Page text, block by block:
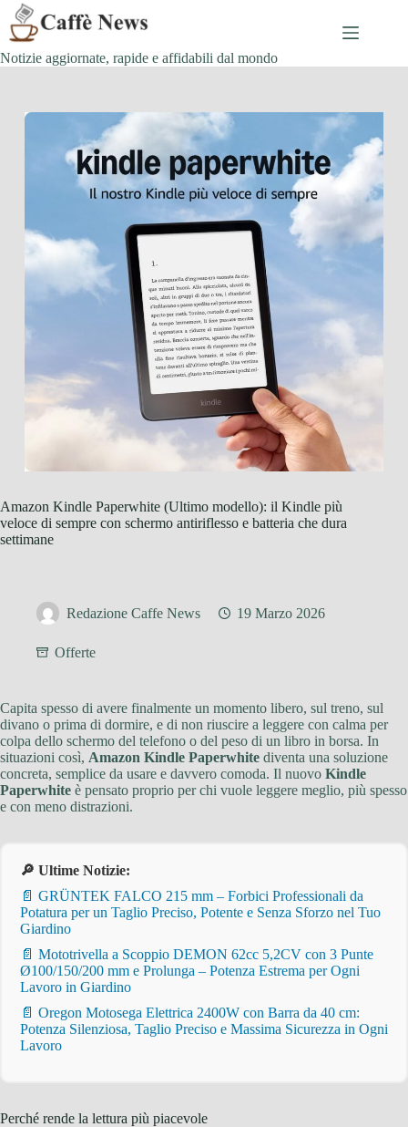
Salta
contenuto
Notizie aggiornate, rapide e affidabili dal mondo
Amazon Kindle Paperwhite (Ultimo modello): il Kindle più
veloce di sempre con schermo antiriflesso e batteria che dura
settimane
Redazione Caffe News 19 Marzo 2026
Offerte
Capita spesso di avere finalmente un momento libero, sul treno, sul
divano o prima di dormire, e di non riuscire a leggere con calma per
colpa dello schermo del telefono o del peso di un libro in borsa. In
situazioni così, Amazon Kindle Paperwhite diventa una soluzione
concreta, semplice da usare e davvero comoda. Il nuovo Kindle
Paperwhite è pensato proprio per chi vuole leggere meglio, più spesso
e con meno distrazioni.
🔎 Ultime Notizie:
📄 GRÜNTEK FALCO 215 mm – Forbici Professionali da
Potatura per un Taglio Preciso, Potente e Senza Sforzo nel Tuo
Giardino
📄 Mototrivella a Scoppio DEMON 62cc 5,2CV con 3 Punte
Ø100/150/200 mm e Prolunga – Potenza Estrema per Ogni
Lavoro in Giardino
📄 Oregon Motosega Elettrica 2400W con Barra da 40 cm:
Potenza Silenziosa, Taglio Preciso e Massima Sicurezza in Ogni
Lavoro
Perché rende la lettura più piacevole